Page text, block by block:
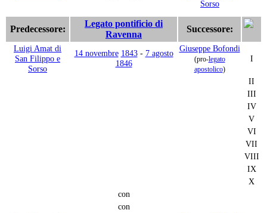
Sorso
Predecessore:
Legato pontificio di
Ravenna
Successore:
Luigi Amat di
San Filippo e
Sorso
14 novembre 1843- 7 agosto
1846
Giuseppe Bofondi
(pro-legato
apostolico)
I
II
III
IV
V
VI
VII
VIII
IX
X
con
con